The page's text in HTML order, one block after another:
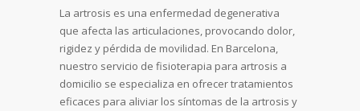
La artrosis es una enfermedad degenerativa
que afecta las articulaciones, provocando dolor,
rigidez y pérdida de movilidad. En Barcelona,
nuestro servicio de fisioterapia para artrosis a
domicilio se especializa en ofrecer tratamientos
eficaces para aliviar los síntomas de la artrosis y